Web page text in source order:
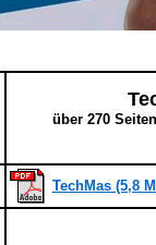
über 270
TechMas (5,8